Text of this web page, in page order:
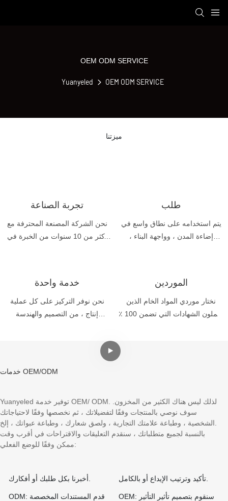
OEM ODM SERVICE
Yuanyeled OEM ODM SERVICE
ميزتنا
تجربة الصناعة
نحن الشركة المصنعة المحترفة مع
أكثر من 10 سنوات من الخبرة في
طلب
يتم استخدامه على نطاق واسع في
إضاءة المدن ، وواجهة البناء ،
والبارات ، والمطاعم ، والفنادق ،
والمراكز الرياضية ، ومراكز التسوق
، وما إلى ذلك.
خدمة واحدة
نحن نوفر التركيز على كل عملية
إنتاج ، من التصميم والهندسة
الموردين
نختار موردي المواد الخام الذين
يحملون الشهادات التي تضمن 100 ٪
خدمات OEM/ODM
Yuanyeled توفير خدمة OEM/ ODM. لذلك ليس هناك الكثير من المخزون.
سوف نوصي بالمنتجات وفقًا لتفضيلاتك ، ثم نخصصها وفقًا لاحتياجاتك
بالنسبة لجميع متطلباتك ، سنقدم التعليقات والاقتراحات في أقرب وقت
ممكن وفقًا للوضع الفعلي:
أخبرنا بكل طلبك أو أفكارك. تأكيد وترتيب الإيداع أو بالكامل.
ODM: قدم المستندات المخصصة
OEM: سنقوم بتصميم تأثير التأثير